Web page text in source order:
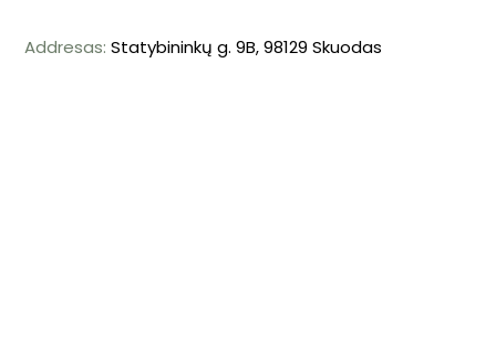
Addresas: Statybininkų g. 9B, 98129 Skuodas